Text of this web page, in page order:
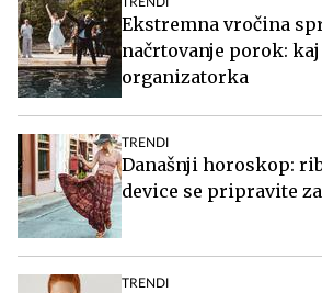
Ekstremna vročina
načrtovanje porok:
organizatorka
TRENDI
Današnji horoskop:
device se pripravite
TRENDI